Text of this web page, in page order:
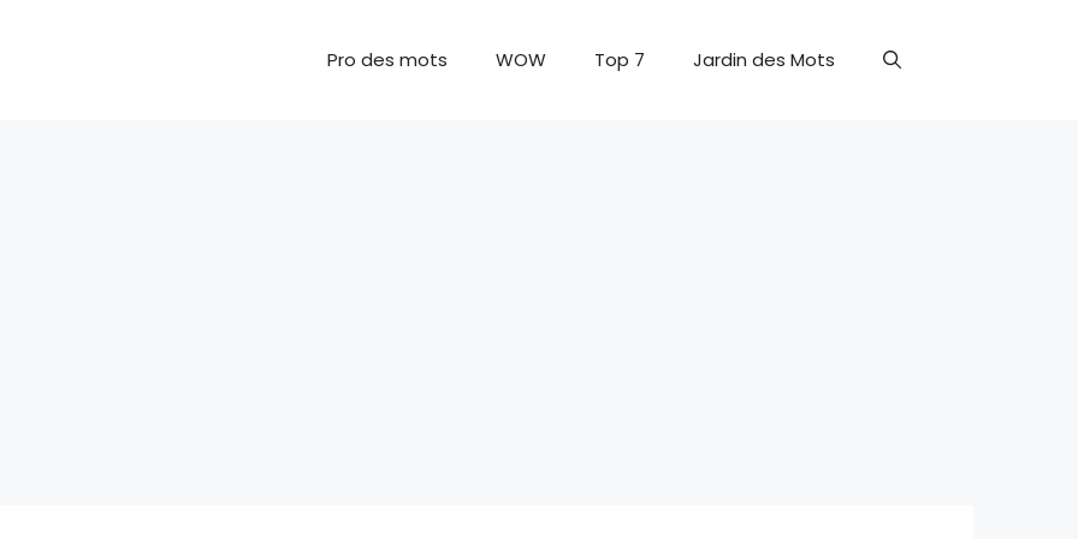
Pro des mots WOW Top 7 Jardin des Mots